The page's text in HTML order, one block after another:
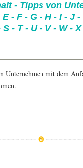
- Tipps von
E - F - G - H - I - J -
S - T- U - V - W -X
Unternehmen mit dem